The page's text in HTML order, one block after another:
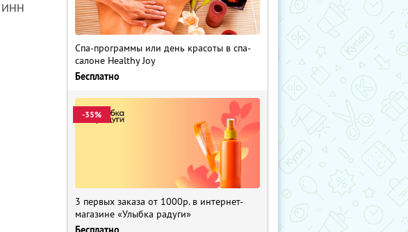
ИНН
Спа-программы или день красоты в спа-
салоне Healthy Joy
Бесплатно
-35%
3 первых заказа от 1000р. в интернет-
магазине «Улыбка радуги»